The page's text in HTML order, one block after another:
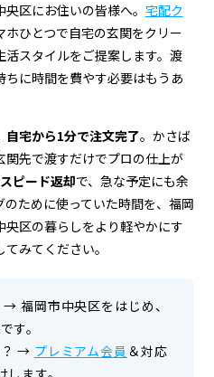
区にお住いの皆様へ。 宅配ク
ホひとつで自宅の玄関をクリー
スタイルをご提案します。渡
に時間を費やす必要はもうあ
自宅から1分で注文完了。かさば
先で渡すだけでプロの仕上が
ピード返却で、急な予定にも余
ために使っていた時間を、福岡
区の暮らしをより軽やかにす
みてください。
→福岡市中央区をはじめ、
す。
→ プレミアム会員 ＆対応